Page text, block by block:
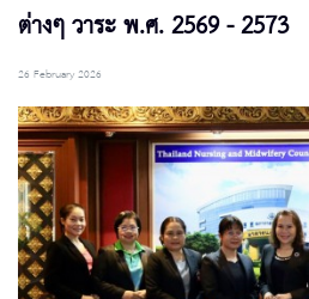
ต่างๆ วาระ พ.ศ. 2569 - 2573
26 February 2026